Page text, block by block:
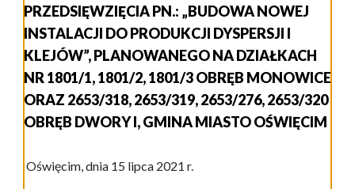
PRZEDSIĘWZIĘCIA PN.: „BUDOWA NOWEJ
INSTALACJI DO PRODUKCJI DYSPERSJI I
KLEJÓW”, PLANOWANEGO NA DZIAŁKACH
NR 1801/1, 1801/2, 1801/3 OBRĘB MONOWICE
ORAZ 2653/318, 2653/319, 2653/276, 2653/320
OBRĘB DWORY I, GMINA MIASTO OŚWIĘCIM
Oświęcim, dnia 15 lipca 2021 r.